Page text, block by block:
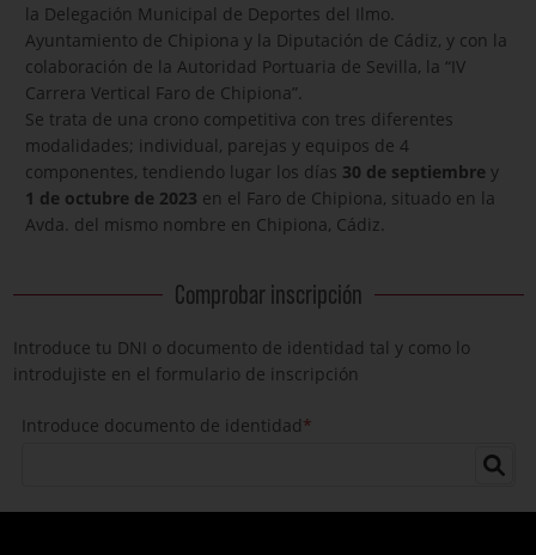
la Delegación Municipal de Deportes del Ilmo.
Ayuntamiento de Chipiona y la Diputación de Cádiz, y con la
colaboración de la Autoridad Portuaria de Sevilla, la “IV
Carrera Vertical Faro de Chipiona”.
Se trata de una crono competitiva con tres diferentes
modalidades; individual, parejas y equipos de 4
componentes, tendiendo lugar los días 30 de septiembre y
1 de octubre de 2023 en el Faro de Chipiona, situado en la
Avda. del mismo nombre en Chipiona, Cádiz.
Comprobar inscripción
Introduce tu DNI o documento de identidad tal y como lo
introdujiste en el formulario de inscripción
Introduce documento de identidad*